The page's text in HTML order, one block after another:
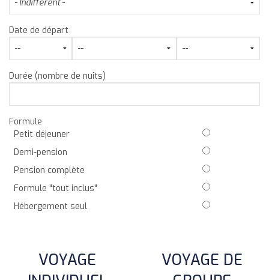
Date de départ
Durée (nombre de nuits)
Formule
Petit déjeuner
Demi-pension
Pension complète
Formule "tout inclus"
Hébergement seul
VOYAGE
VOYAGE DE